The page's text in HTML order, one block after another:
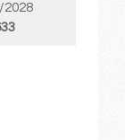
2028